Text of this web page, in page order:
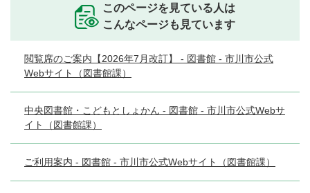
このページを見ている人は
こんなページも見ています
閲覧席のご案内【2026年7月改訂】 - 図書館 - 市川市公式
Webサイト（図書館課）
中央図書館・こどもとしょかん - 図書館 - 市川市公式Webサ
イト（図書館課）
ご利用案内 - 図書館 - 市川市公式Webサイト（図書館課）